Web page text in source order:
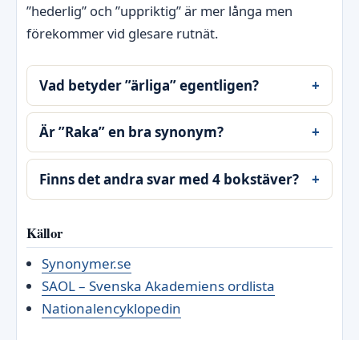
”hederlig” och ”uppriktig” är mer långa men
förekommer vid glesare rutnät.
Vad betyder ”ärliga” egentligen?
Är ”Raka” en bra synonym?
Finns det andra svar med 4 bokstäver?
Källor
Synonymer.se
SAOL – Svenska Akademiens ordlista
Nationalencyklopedin